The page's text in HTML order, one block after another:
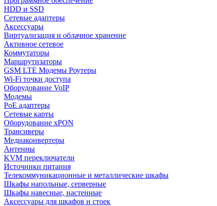
HDD и SSD
Сетевые адаптеры
Аксессуары
Виртуализация и облачное хранение
Активное сетевое
Коммутаторы
Маршрутизаторы
GSM LTE Модемы Роутеры
Wi-Fi точки доступа
Оборудование VoIP
Модемы
PoE адаптеры
Сетевые карты
Оборудование xPON
Трансиверы
Медиаконвертеры
Антенны
KVM переключатели
Источники питания
Телекоммуникационные и металлические шкафы
Шкафы напольные, серверные
Шкафы навесные, настенные
Аксессуары для шкафов и стоек